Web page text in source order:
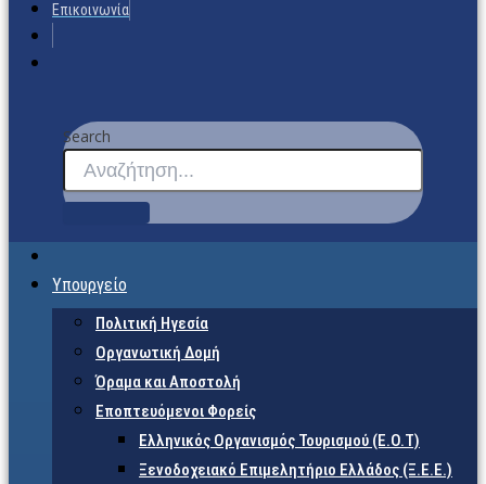
Επικοινωνία
Search
Υπουργείο
Πολιτική Ηγεσία
Οργανωτική Δομή
Όραμα και Αποστολή
Εποπτευόμενοι Φορείς
Eλληνικός Οργανισμός Τουρισμού (Ε.Ο.Τ)
Ξενοδοχειακό Επιμελητήριο Ελλάδος (Ξ.Ε.Ε.)